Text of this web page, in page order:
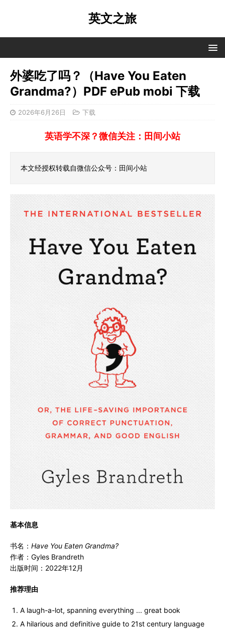
英文之旅
外婆吃了吗？（Have You Eaten
Grandma?）PDF ePub mobi 下载
2026年6月26日 下载
英语学不深？微信关注：田间小站
本文经授权转载自微信公众号：田间小站
基本信息
书名： Have You Eaten Grandma?
作者：Gyles Brandreth
出版时间：2022年12月
推荐理由
A laugh-a-lot, spanning everything ... great book
A hilarious and definitive guide to 21st century language